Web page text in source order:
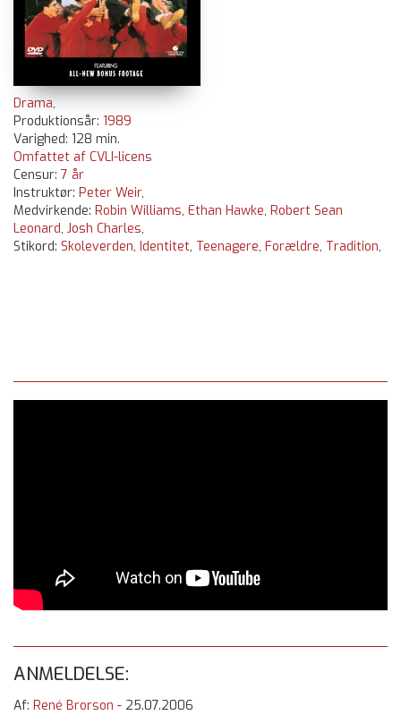
Drama,
Produktionsår: 1989
Varighed: 128 min.
Omfattet af CVLI-licens
Censur: 7 år
Instruktør: Peter Weir,
Medvirkende: Robin Williams, Ethan Hawke, Robert Sean
Leonard, Josh Charles,
Stikord: Skoleverden, Identitet, Teenagere, Forældre, Tradition,
ANMELDELSE:
Af: René Brorson - 25.07.2006